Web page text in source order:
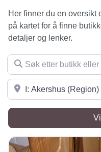
Her finner du en oversikt
på kartet for å finne
detaljer og lenker.
Søk etter butikk eller
Søk i nærheten